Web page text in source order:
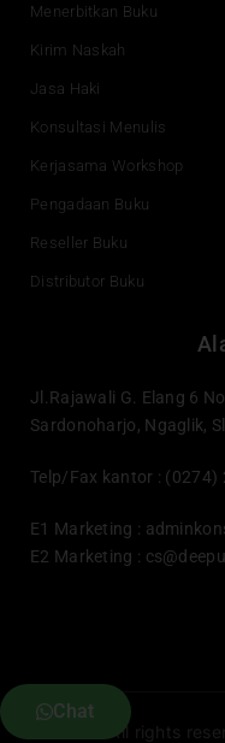
o
Menerbitkan Buku
Kirim Naskah
Jasa Haki
Konsultasi Menulis
Kerjasama Workshop
Pengadaan Buku
Reseller Buku
Distributor Buku
Jl.Rajawali G. Elang 6
Sardonoharjo, Ngaglik,
Telp/Fax kantor : (0274)
E1 Marketing :
E2 Marketing :
© 2026 All rights
Chat